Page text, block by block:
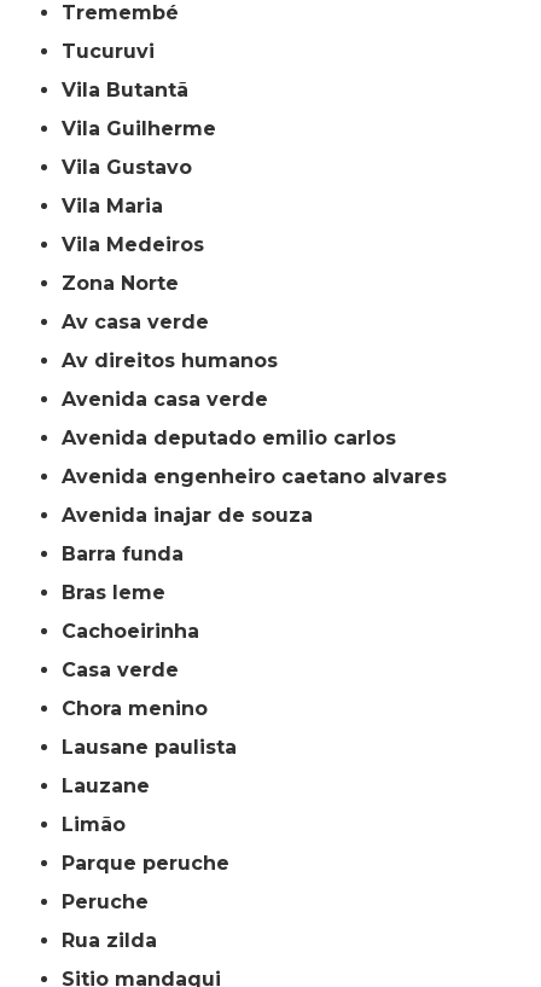
Tremembé
Tucuruvi
Vila Butantã
Vila Guilherme
Vila Gustavo
Vila Maria
Vila Medeiros
Zona Norte
av casa verde
av direitos humanos
avenida casa verde
avenida deputado emilio carlos
avenida engenheiro caetano alvares
avenida inajar de souza
barra funda
bras leme
cachoeirinha
casa verde
chora menino
lausane paulista
lauzane
limão
parque peruche
peruche
rua zilda
sitio mandaqui